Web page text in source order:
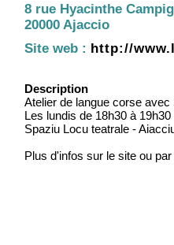
8 rue Hyacinthe
20000 Ajaccio
Site web : http://
Description
Atelier de langue corse
Les lundis de 18h30 à
Spaziu Locu teatrale -
Plus d'infos sur le site ou par